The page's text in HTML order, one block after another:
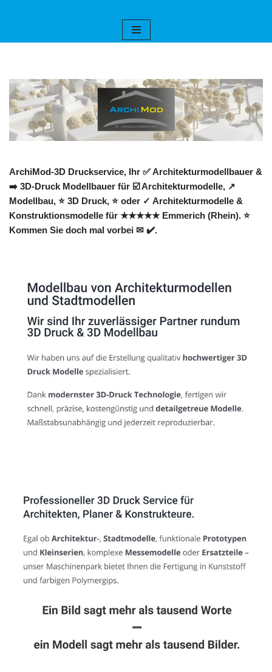
ArchiMod-3D Druckservice, Ihr ✅ Architekturmodellbauer &
➡️ 3D-Druck Modellbauer für ☑️ Architekturmodelle, ↗️
Modellbau, ⭐ 3D Druck, ⭐ oder ✓ Architekturmodelle &
Konstruktionsmodelle für ★★★★★ Emmerich (Rhein). ⭐
Kommen Sie doch mal vorbei ✉ ✔️.